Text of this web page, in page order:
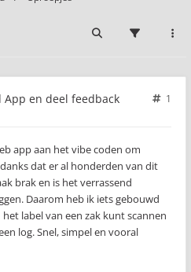
App en deel feedback
1
app aan het vibe coden om
dat er al honderden van dit
brak en is het verrassend
Daarom heb ik iets gebouwd
label van een zak kunt scannen
log. Snel, simpel en vooral